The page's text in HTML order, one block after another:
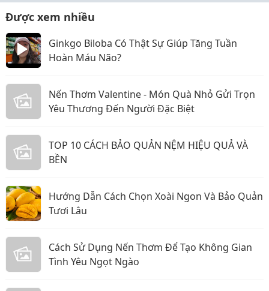
Được xem nhiều
Ginkgo Biloba Có Thật Sự Giúp Tăng Tuần
Hoàn Máu Não?
Nến Thơm Valentine - Món Quà Nhỏ Gửi Trọn
Yêu Thương Đến Người Đặc Biệt
TOP 10 CÁCH BẢO QUẢN NỆM HIỆU QUẢ VÀ
BỀN
Hướng Dẫn Cách Chọn Xoài Ngon Và Bảo Quản
Tươi Lâu
Cách Sử Dụng Nến Thơm Để Tạo Không Gian
Tình Yêu Ngọt Ngào